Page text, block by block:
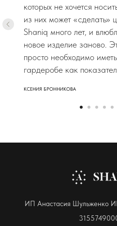
которых не хочется
из них может
Shaniq много лет, и
новое изделие заново.
просто необходимо
гардеробе как
КСЕНИЯ БРОННИКОВА
ИП Анастасия Шульженко